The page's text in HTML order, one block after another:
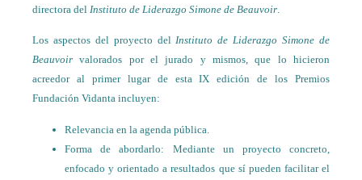
directora del Instituto de Liderazgo Simone de Beauvoir
Los aspectos del proyecto delInstituto de Liderazgo Simone de
Beauvoir valorados por el jurado y mismos, que lo hicieron
acreedor al primer lugar de esta IX edición de los Premios
Fundación Vidanta incluyen:
Relevancia en la agenda pública.
Forma de abordarlo: Mediante un proyecto concreto,
enfocado y orientado a resultados que sí pueden facilitar el